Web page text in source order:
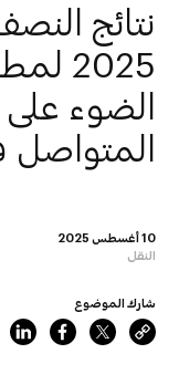
10 أغسطس 2025
النقل
نتائج
2025
المتواصل
شارك الموضوع